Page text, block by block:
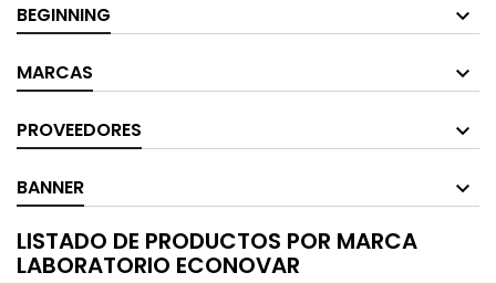
BEGINNING
MARCAS
PROVEEDORES
BANNER
LISTADO DE PRODUCTOS POR MARCA
LABORATORIO ECONOVAR